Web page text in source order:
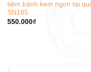
tiệm bánh kem ngon tại
SN185
550.000₫